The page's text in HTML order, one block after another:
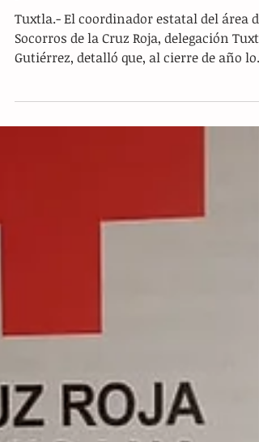
Cruz Roja más activa en
por accidentes
Tuxtla.- El coordinador estatal del área de
Gutiérrez, detalló que, al cierre de año lo...